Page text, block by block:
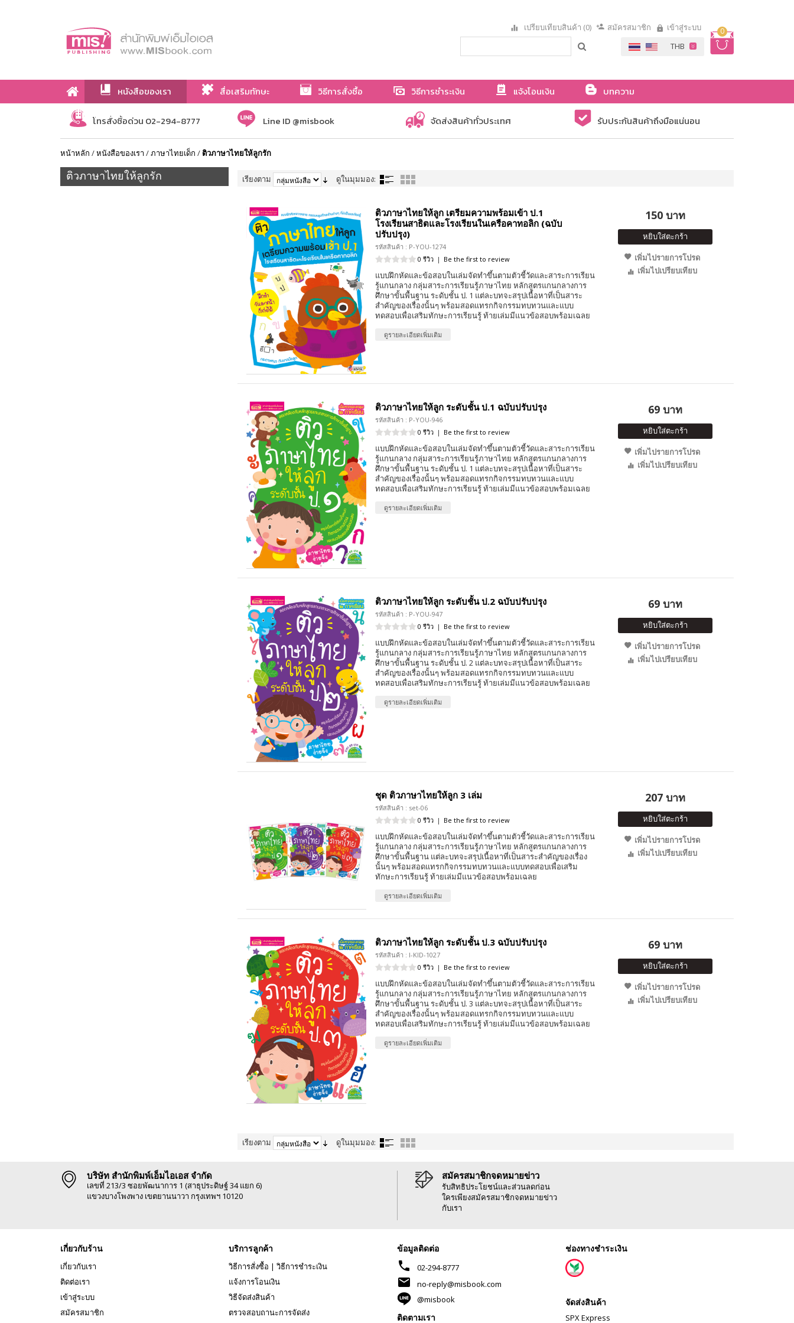
0
เปรียบเทียบสินค้า (0) สมัครสมาชิก เข้าสู่ระบบ
หนังสือของเรา สื่อเสริมทักษะ วิธีการสั่งซื้อ วิธีการชำระเงิน แจ้งโอนเงิน
บทความ
เกี่ยวกับเรา
โทรสั่งซื้อด่วน 02-294-8777 Line ID @misbook จัดส่งสินค้าทั่วประเทศ รับประกันสินค้าถึงมือแน่นอน
หน้าหลัก /หนังสือของเรา /ภาษาไทยเด็ก / ติวภาษาไทยให้ลูกรัก
ติวภาษาไทยให้ลูกรัก เรียงตาม ดูในมุมมอง:
ติวภาษาไทยให้ลูก เตรียมความพร้อมเข้า ป.1
โรงเรียนสาธิตและโรงเรียนในเครือคาทอลิก (ฉบับ
ปรับปรุง)
รหัสสินค้า : P-YOU-1274
0 รีวิว | Be the first to review
แบบฝึกหัดและข้อสอบในเล่มจัดทำขึ้นตามตัวชี้วัดและสาระการเรียน
รู้แกนกลาง กลุ่มสาระการเรียนรู้ภาษาไทย หลักสูตรแกนกลางการ
ศึกษาขั้นพื้นฐาน ระดับชั้น ป. 1 แต่ละบทจะสรุปเนื้อหาที่เป็นสาระ
สำคัญของเรื่องนั้นๆ พร้อมสอดแทรกกิจกรรมทบทวนและแบบ
ทดสอบเพื่อเสริมทักษะการเรียนรู้ ท้ายเล่มมีแนวข้อสอบพร้อมเฉลย
ดูรายละเอียดเพิ่มเติม
150 บาท
หยิบใส่ตะกร้า
เพิ่มไปรายการโปรด
เพิ่มไปเปรียบเทียบ
ติวภาษาไทยให้ลูก ระดับชั้น ป.1 ฉบับปรับปรุง
รหัสสินค้า : P-YOU-946
0 รีวิว | Be the first to review
แบบฝึกหัดและข้อสอบในเล่มจัดทำขึ้นตามตัวชี้วัดและสาระการเรียน
รู้แกนกลาง กลุ่มสาระการเรียนรู้ภาษาไทย หลักสูตรแกนกลางการ
ศึกษาขั้นพื้นฐาน ระดับชั้น ป. 1 แต่ละบทจะสรุปเนื้อหาที่เป็นสาระ
สำคัญของเรื่องนั้นๆ พร้อมสอดแทรกกิจกรรมทบทวนและแบบ
ทดสอบเพื่อเสริมทักษะการเรียนรู้ ท้ายเล่มมีแนวข้อสอบพร้อมเฉลย
ดูรายละเอียดเพิ่มเติม
69 บาท
หยิบใส่ตะกร้า
เพิ่มไปรายการโปรด
เพิ่มไปเปรียบเทียบ
ติวภาษาไทยให้ลูก ระดับชั้น ป.2 ฉบับปรับปรุง
รหัสสินค้า : P-YOU-947
0 รีวิว | Be the first to review
แบบฝึกหัดและข้อสอบในเล่มจัดทำขึ้นตามตัวชี้วัดและสาระการเรียน
รู้แกนกลาง กลุ่มสาระการเรียนรู้ภาษาไทย หลักสูตรแกนกลางการ
ศึกษาขั้นพื้นฐาน ระดับชั้น ป. 2 แต่ละบทจะสรุปเนื้อหาที่เป็นสาระ
สำคัญของเรื่องนั้นๆ พร้อมสอดแทรกกิจกรรมทบทวนและแบบ
ทดสอบเพื่อเสริมทักษะการเรียนรู้ ท้ายเล่มมีแนวข้อสอบพร้อมเฉลย
ดูรายละเอียดเพิ่มเติม
69 บาท
หยิบใส่ตะกร้า
เพิ่มไปรายการโปรด
เพิ่มไปเปรียบเทียบ
ชุด ติวภาษาไทยให้ลูก 3 เล่ม
รหัสสินค้า : set-06
0 รีวิว | Be the first to review
แบบฝึกหัดและข้อสอบในเล่มจัดทำขึ้นตามตัวชี้วัดและสาระการเรียน
รู้แกนกลาง กลุ่มสาระการเรียนรู้ภาษาไทย หลักสูตรแกนกลางการ
ศึกษาขั้นพื้นฐาน แต่ละบทจะสรุปเนื้อหาที่เป็นสาระสำคัญของเรื่อง
นั้นๆ พร้อมสอดแทรกกิจกรรมทบทวนและแบบทดสอบเพื่อเสริม
ทักษะการเรียนรู้ ท้ายเล่มมีแนวข้อสอบพร้อมเฉลย
ดูรายละเอียดเพิ่มเติม
207 บาท
หยิบใส่ตะกร้า
เพิ่มไปรายการโปรด
เพิ่มไปเปรียบเทียบ
ติวภาษาไทยให้ลูก ระดับชั้น ป.3 ฉบับปรับปรุง
รหัสสินค้า : I-KID-1027
0 รีวิว | Be the first to review
แบบฝึกหัดและข้อสอบในเล่มจัดทำขึ้นตามตัวชี้วัดและสาระการเรียน
รู้แกนกลาง กลุ่มสาระการเรียนรู้ภาษาไทย หลักสูตรแกนกลางการ
ศึกษาขั้นพื้นฐาน ระดับชั้น ป. 3 แต่ละบทจะสรุปเนื้อหาที่เป็นสาระ
สำคัญของเรื่องนั้นๆ พร้อมสอดแทรกกิจกรรมทบทวนและแบบ
ทดสอบเพื่อเสริมทักษะการเรียนรู้ ท้ายเล่มมีแนวข้อสอบพร้อมเฉลย
ดูรายละเอียดเพิ่มเติม
69 บาท
หยิบใส่ตะกร้า
เพิ่มไปรายการโปรด
เพิ่มไปเปรียบเทียบ
เรียงตาม ดูในมุมมอง:
บริษัท สำนักพิมพ์เอ็มไอเอส จำกัด
เลขที่ 213/3 ซอยพัฒนาการ 1 (สาธุประดิษฐ์ 34 แยก 6)
แขวงบางโพงพาง เขตยานนาวา กรุงเทพฯ 10120
สมัครสมาชิกจดหมายข่าว
รับสิทธิประโยชน์และส่วนลดก่อน
ใครเพียงสมัครสมาชิกจดหมายข่าว
กับเรา
เกี่ยวกับร้าน
เกี่ยวกับเรา
ติดต่อเรา
เข้าสู่ระบบ
สมัครสมาชิก
บริการลูกค้า
วิธีการสั่งซื้อ | วิธีการชำระเงิน
แจ้งการโอนเงิน
วิธีจัดส่งสินค้า
ตรวจสอบถานะการจัดส่ง
ข้อมูลติดต่อ
phone 02-294-8777
mail
no-reply@misbook.com
@misbook
ติดตามเรา
ช่องทางชำระเงิน
จัดส่งสินค้า
SPX Express